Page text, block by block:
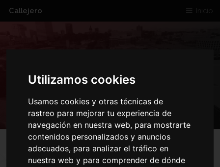
Utilizamos cookies
Usamos cookies y otras técnicas de
rastreo para mejorar tu experiencia de
navegación en nuestra web, para mostrarte
contenidos personalizados y anuncios
adecuados, para analizar el tráfico en
nuestra web y para comprender de dónde
Callejero Inicio
CALLE PLANTONAR
MAPA DE CALLE